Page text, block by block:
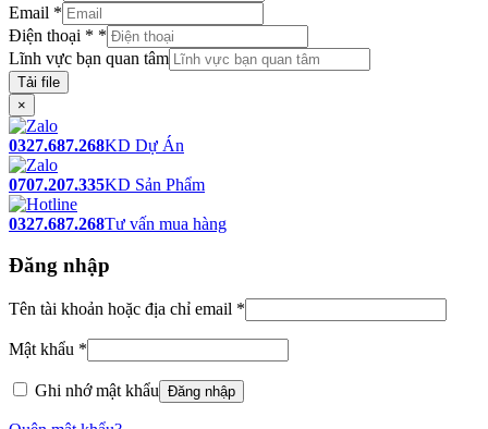
Email *
Điện thoại * *
Lĩnh vực bạn quan tâm
Tải file
×
0327.687.268KD Dự Án
0707.207.335KD Sản Phẩm
0327.687.268Tư vấn mua hàng
Đăng nhập
Tên tài khoản hoặc địa chỉ email *
Mật khẩu *
Ghi nhớ mật khẩu Đăng nhập